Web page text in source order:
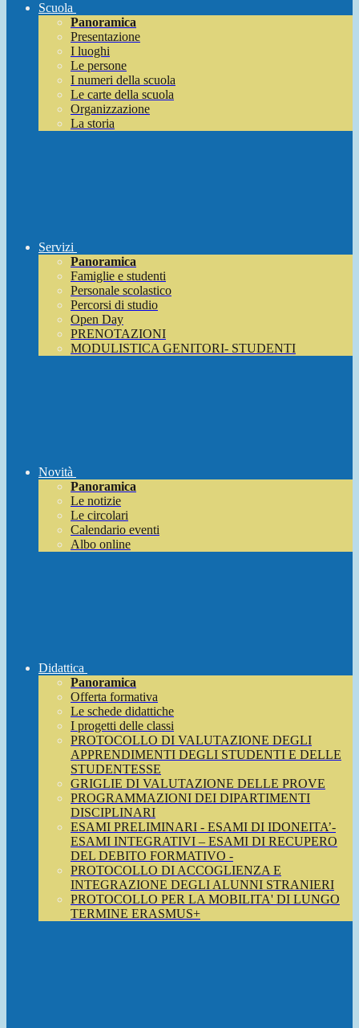
Scuola
Panoramica
Presentazione
I luoghi
Le persone
I numeri della scuola
Le carte della scuola
Organizzazione
La storia
Servizi
Panoramica
Famiglie e studenti
Personale scolastico
Percorsi di studio
Open Day
PRENOTAZIONI
MODULISTICA GENITORI- STUDENTI
Novità
Panoramica
Le notizie
Le circolari
Calendario eventi
Albo online
Didattica
Panoramica
Offerta formativa
Le schede didattiche
I progetti delle classi
PROTOCOLLO DI VALUTAZIONE DEGLI
APPRENDIMENTI DEGLI STUDENTI E DELLE
STUDENTESSE
GRIGLIE DI VALUTAZIONE DELLE PROVE
PROGRAMMAZIONI DEI DIPARTIMENTI
DISCIPLINARI
ESAMI PRELIMINARI - ESAMI DI IDONEITA’-
ESAMI INTEGRATIVI – ESAMI DI RECUPERO
DEL DEBITO FORMATIVO -
PROTOCOLLO DI ACCOGLIENZA E
INTEGRAZIONE DEGLI ALUNNI STRANIERI
PROTOCOLLO PER LA MOBILITA' DI LUNGO
TERMINE ERASMUS+